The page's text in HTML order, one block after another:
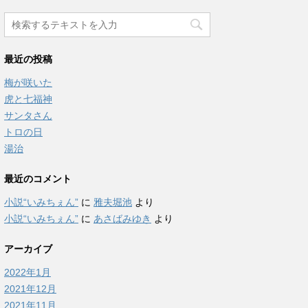
最近の投稿
梅が咲いた
虎と七福神
サンタさん
トロの日
湯治
最近のコメント
小説“いみちぇん” に 雅夫堀池 より
小説“いみちぇん” に あさばみゆき より
アーカイブ
2022年1月
2021年12月
2021年11月